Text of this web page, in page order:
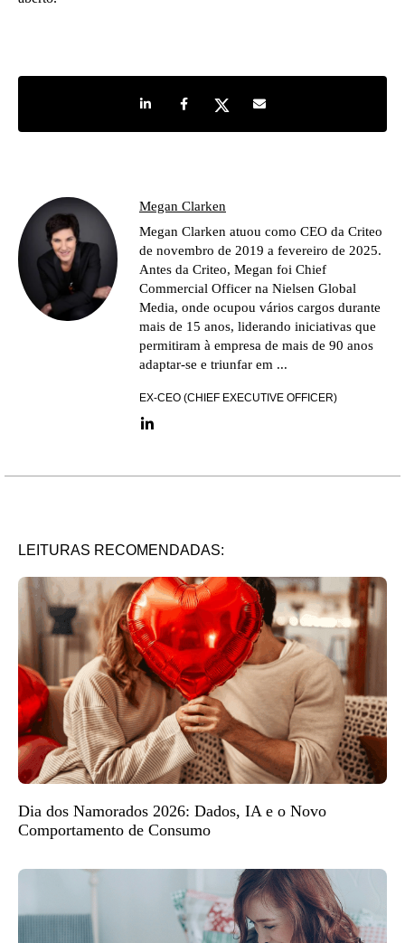
Share on LinkedIn
Share on Facebook
Share on TwitterShare by e-mail
Megan Clarken
Megan Clarken atuou como CEO da Criteo
de novembro de 2019 a fevereiro de 2025.
Antes da Criteo, Megan foi Chief
Commercial Officer na Nielsen Global
Media, onde ocupou vários cargos durante
mais de 15 anos, liderando iniciativas que
permitiram à empresa de mais de 90 anos
adaptar-se e triunfar em ...
EX-CEO (CHIEF EXECUTIVE OFFICER)
LinkedIn link
LEITURAS RECOMENDADAS:
Dia dos Namorados 2026: Dados, IA e o Novo
Comportamento de Consumo